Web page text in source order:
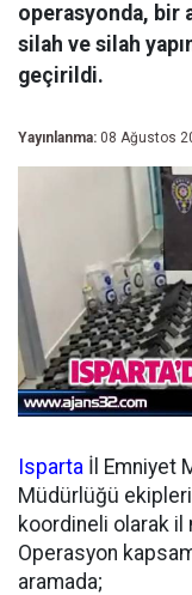
operasyonda, bir
silah ve silah
geçirildi.
Yayınlanma: 08 Ağustos
Isparta İl Emniyet
Müdürlüğü
koordineli olarak
Operasyon
aramada;